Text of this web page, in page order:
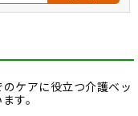
ケアに役立つ介護ベッ
す。